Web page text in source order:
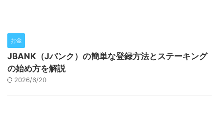
お金
JBANK（Jバンク）の簡単な登録方法とステーキング
の始め方を解説
2026/6/20